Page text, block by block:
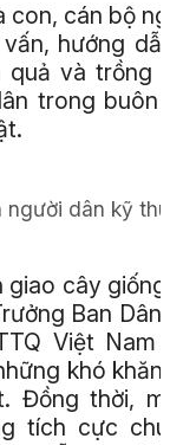
con, cán bộ
hướng
và trồng
trong buôn
người dân kỹ
giao cây
Ban Dân
Việt Nam
khó khăn
Đồng thời,
tích cực